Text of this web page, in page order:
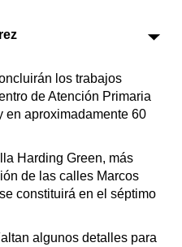
los trabajos
de Atención Primaria
en aproximadamente 60
Harding Green, más
de las calles Marcos
constituirá en el séptimo
algunos detalles para